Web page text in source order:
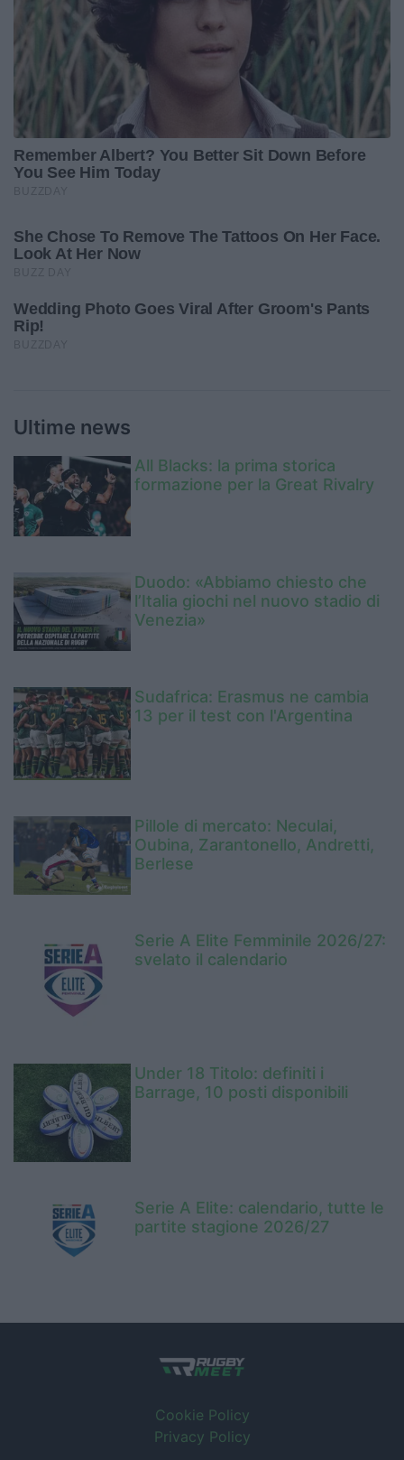
Ultime news
All Blacks: la prima storica
formazione per la Great Rivalry
Duodo: «Abbiamo chiesto che
l’Italia giochi nel nuovo stadio di
Venezia»
Sudafrica: Erasmus ne cambia
13 per il test con l'Argentina
Pillole di mercato: Neculai,
Oubina, Zarantonello, Andretti,
Berlese
Serie A Elite Femminile 2026/27:
svelato il calendario
Under 18 Titolo: definiti i
Barrage, 10 posti disponibili
Serie A Elite: calendario, tutte le
partite stagione 2026/27
Cookie Policy
Privacy Policy